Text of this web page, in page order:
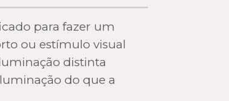
para fazer um
ou estímulo visual
distinta
do que a